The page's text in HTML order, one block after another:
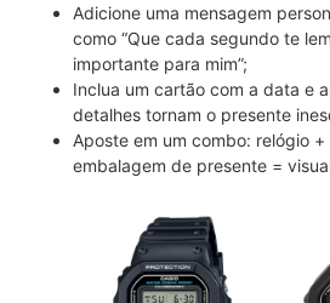
Adicione uma mensagem
como “Que cada segundo te
importante para mim”;
Inclua um cartão com a data e
detalhes tornam o presente
Aposte em um combo: relógio
embalagem de presente =